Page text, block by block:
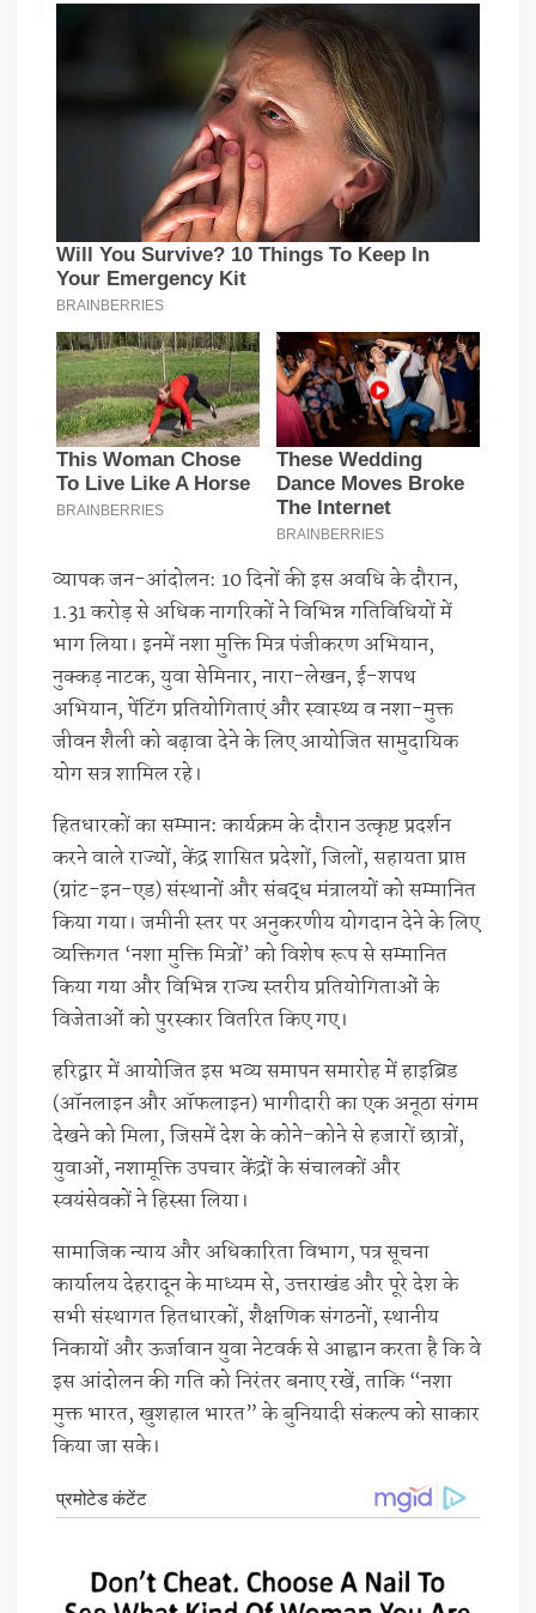
व्यापक जन-आंदोलन: 10 दिनों की इस अवधि के दौरान,
1.31 करोड़ से अधिक नागरिकों ने विभिन्न गतिविधियों में
भाग लिया। इनमें नशा मुक्ति मित्र पंजीकरण अभियान,
नुक्कड़ नाटक, युवा सेमिनार, नारा-लेखन, ई-शपथ
अभियान, पेंटिंग प्रतियोगिताएं और स्वास्थ्य व नशा-मुक्त
जीवन शैली को बढ़ावा देने के लिए आयोजित सामुदायिक
योग सत्र शामिल रहे।
हितधारकों का सम्मान: कार्यक्रम के दौरान उत्कृष्ट प्रदर्शन
करने वाले राज्यों, केंद्र शासित प्रदेशों, जिलों, सहायता प्राप्त
(ग्रांट-इन-एड) संस्थानों और संबद्ध मंत्रालयों को सम्मानित
किया गया। जमीनी स्तर पर अनुकरणीय योगदान देने के लिए
व्यक्तिगत ‘नशा मुक्ति मित्रों’ को विशेष रूप से सम्मानित
किया गया और विभिन्न राज्य स्तरीय प्रतियोगिताओं के
विजेताओं को पुरस्कार वितरित किए गए।
हरिद्वार में आयोजित इस भव्य समापन समारोह में हाइब्रिड
(ऑनलाइन और ऑफलाइन) भागीदारी का एक अनूठा संगम
देखने को मिला, जिसमें देश के कोने-कोने से हजारों छात्रों,
युवाओं, नशामूक्ति उपचार केंद्रों के संचालकों और
स्वयंसेवकों ने हिस्सा लिया।
सामाजिक न्याय और अधिकारिता विभाग, पत्र सूचना
कार्यालय देहरादून के माध्यम से, उत्तराखंड और पूरे देश के
सभी संस्थागत हितधारकों, शैक्षणिक संगठनों, स्थानीय
निकायों और ऊर्जावान युवा नेटवर्क से आह्वान करता है कि वे
इस आंदोलन की गति को निरंतर बनाए रखें, ताकि “नशा
मुक्त भारत, खुशहाल भारत” के बुनियादी संकल्प को साकार
किया जा सके।